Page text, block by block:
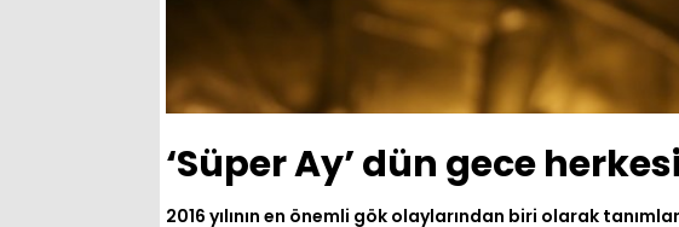
‘Süper Ay’ dün gece
2016 yılının en önemli gök olaylarından biri olarak